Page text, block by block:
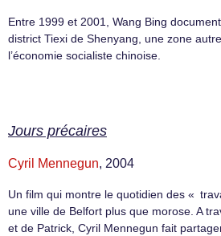
Entre 1999 et 2001, Wang Bing
district Tiexi de Shenyang, une zone
l’économie socialiste chinoise.
Jours précaires
Cyril Mennegun, 2004
Un film qui montre le quotidien des «
une ville de Belfort plus que morose. A
et de Patrick, Cyril Mennegun fait